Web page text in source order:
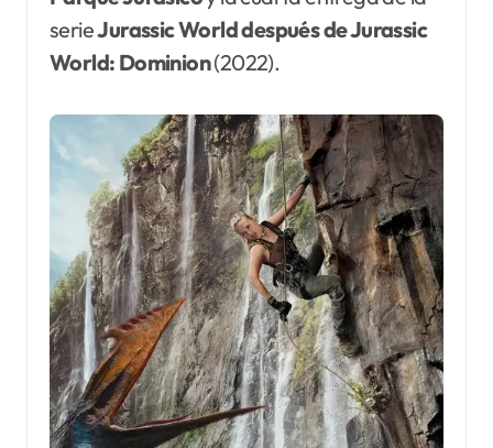
serieJurassicWorld después de Jurassic
World: Dominion(2022).